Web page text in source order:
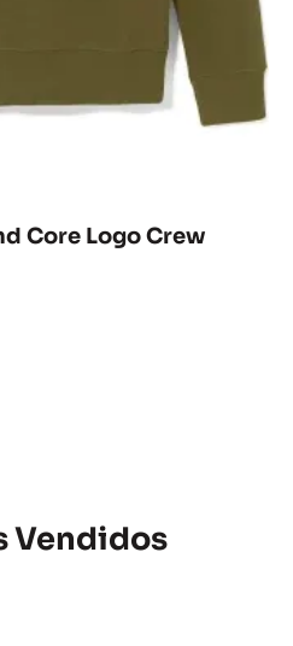
Core Logo Crew
Vendidos